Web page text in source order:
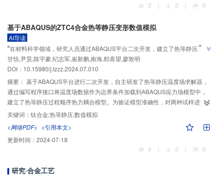
3
| 0 | 0
基于ABAQUS的ZTC4合金热等静压变形数值模拟
AI导读
“在材料科学领域，研究人员通过ABAQUS平台二次开发，建立了热等静压过程
顺序热力耦合模型，为ZTC4合金铸件热等静压工艺优化提供了解决方案。
”
甘恬,尹昊,陈宇豪,纪志军,崔新鹏,南海,郄喜望,廖敦明
DOI：10.15980/j.tzzz.2024.07.010
摘要： 基于ABAQUS平台进行二次开发，自主研发了热等静压温度场求解器，
通过编写程序接口将温度场数据作为边界条件加载到ABAQUS应力场模型中，
建立了热等静压过程顺序热力耦合模型。为验证模型准确性，对两种试样进行
热等静压模拟和试验验证，并研究了热等静压保温温度对ZTC4合金铸件缺陷闭
合效果的影响。结果表明，模拟结果和试验结果的尺寸误差在5%以内，915 ℃
是最合适的ZTC4合金铸件热等静压温度。
关键词： 钛合金;热等静压;数值模拟
<网络PDF> <引用本文>
更新时间： 2024-07-18
4
| 0 | 0
研究·合金工艺